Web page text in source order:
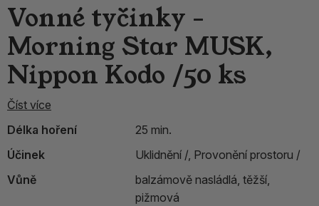
Vonné tyčinky -
Morning Star MUSK,
Nippon Kodo /50 ks
Číst více
Délka hoření
25 min.
Účinek
Uklidnění /, Provonění prostoru /
Vůně
balzámově nasládlá, těžší,
pižmová